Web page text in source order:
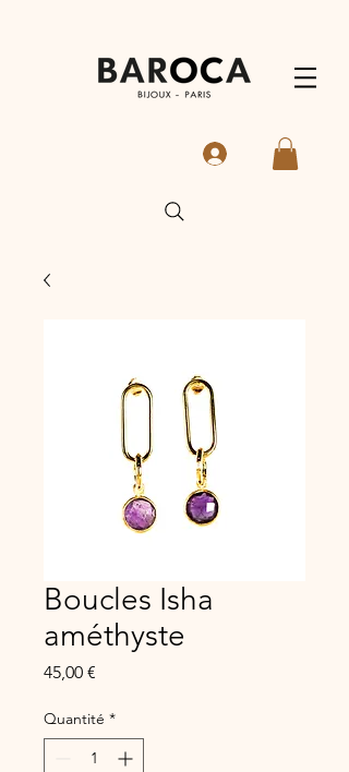
Boucles Isha
améthyste
45,00 €
Quantité *